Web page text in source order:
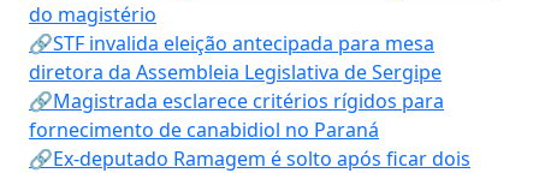
do magistério
🔗STF invalida eleição antecipada para mesa
diretora da Assembleia Legislativa de Sergipe
🔗Magistrada esclarece critérios rígidos para
fornecimento de canabidiol no Paraná
🔗Ex-deputado Ramagem é solto após ficar dois